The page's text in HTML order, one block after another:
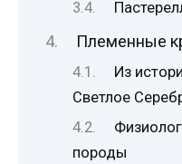
Племенные
Из
Светлое
породы